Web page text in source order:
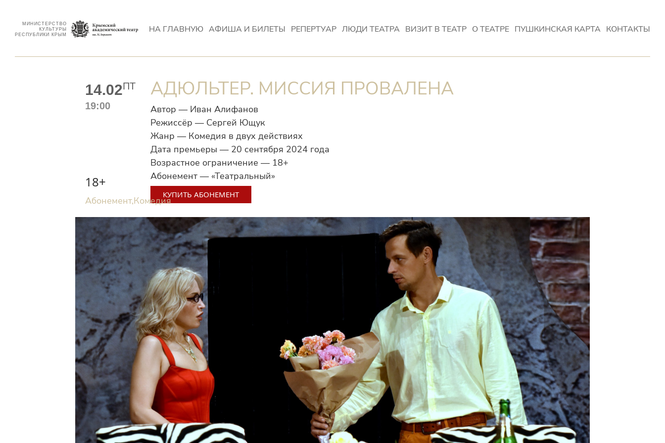
МИНИСТЕРСТВО
КУЛЬТУРЫ
РЕСПУБЛИКИ КРЫМ
НА ГЛАВНУЮ АФИША И БИЛЕТЫ РЕПЕРТУАР ЛЮДИ ТЕАТРА ВИЗИТ В ТЕАТР О ТЕАТРЕ ПУШКИНСКАЯ КАРТА КОНТАКТЫ
14.02ПТ
19:00
18+
КУПИТЬ АБОНЕМЕНТ
Автор — Иван Алифанов
Режиссёр — Сергей Ющук
Жанр — Комедия в двух действиях
Дата премьеры — 20 сентября 2024 года
Возрастное ограничение — 18+
Абонемент — «Театральный»
АДЮЛЬТЕР. МИССИЯ ПРОВАЛЕНА
Абонемент,Комедия